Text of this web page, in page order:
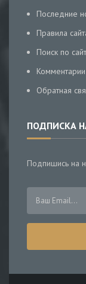
Последние
Правила
Поиск по
Комментарии
Обратная
ПОДПИСКА
Подпишись на